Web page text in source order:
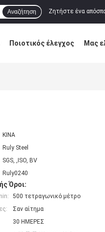
Ζητήστε ένα
Αναζήτηση
Ποιοτικός έλεγχος Μας
ΚΙΝΑ
Ruly Steel
SGS, ,ISO, BV
Ruly0240
Όροι:
500 τετραγωνικό μέτρο
Σαν αίτημα
30 ΗΜΕΡΕΣ